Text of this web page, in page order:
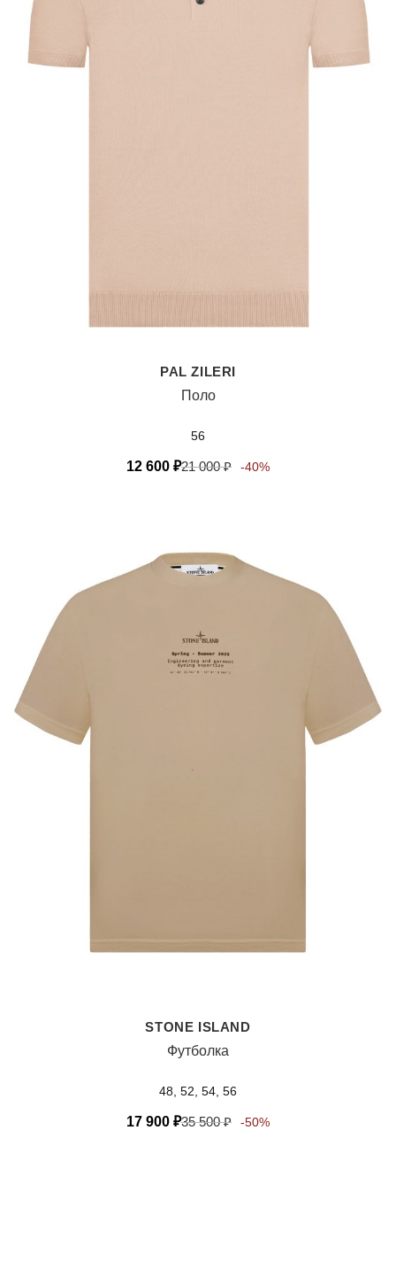
PAL ZILERI
Поло
56
12 600 ₽21 000₽ -40%
STONE ISLAND
Футболка
48, 52, 54, 56
17 900 ₽35 500₽ -50%